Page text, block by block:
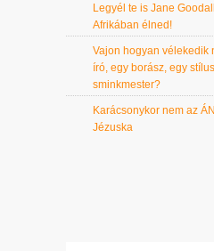
Legyél te is Jane
Afrikában élned!
Vajon hogyan vélekedik
író, egy borász, egy
sminkmester?
Karácsonykor nem az
Jézuska